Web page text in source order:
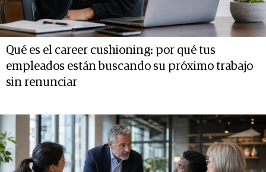
Qué es el career cushioning: por qué tus
empleados están buscando su próximo trabajo
sin renunciar